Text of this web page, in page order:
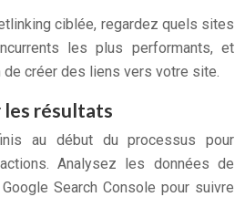
ciblée, regardez quels sites
les plus performants, et
créer des liens vers votre site.
les résultats
au début du processus pour
Analysez les données de
Search Console pour suivre